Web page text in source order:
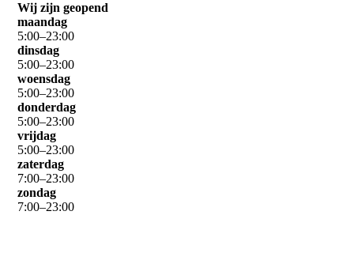
Wij zijn geopend
maandag
5:00–23:00
dinsdag
5:00–23:00
woensdag
5:00–23:00
donderdag
5:00–23:00
vrijdag
5:00–23:00
zaterdag
7:00–23:00
zondag
7:00–23:00